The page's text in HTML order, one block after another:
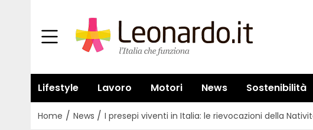
Lifestyle Lavoro Motori News Sostenibilità
Home / News / I presepi viventi in Italia: le rievocazioni della